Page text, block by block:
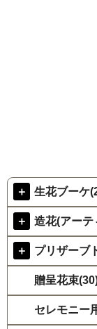
＋ 生花ブーケ
＋ 造花(アーテ
＋ プリザーブ
贈呈花束
セレモニー